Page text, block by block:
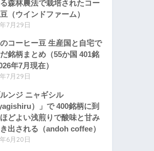
森林農法で栽培されたコー
（ウインドファーム）
7月29日
コーヒー豆 生産国と自宅で
銘柄まとめ（55か国 401銘
年7月現在）
7月29日
ルンジ ニャギシル
）」で 400銘柄に到
どよい浅煎りで酸味と甘み
出される（andoh coffee）
6月20日